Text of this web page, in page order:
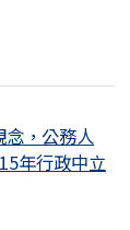
念，公務人
年行政中立